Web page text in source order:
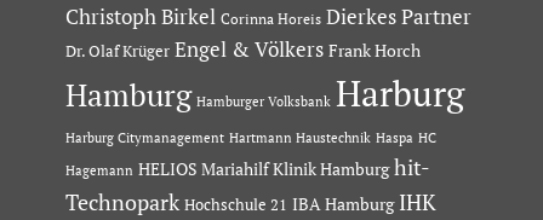
Christoph Birkel Corinna Horeis Dierkes Partner
Dr. Olaf Krüger Engel & Völkers Frank Horch
Hamburg Hamburger Volksbank Harburg
Harburg Citymanagement Hartmann Haustechnik Haspa HC
Hagemann HELIOS Mariahilf Klinik Hamburg hit-
Technopark Hochschule 21 IBA Hamburg IHK